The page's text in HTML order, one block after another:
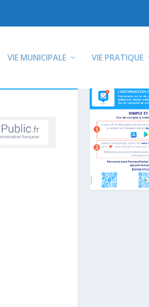
VIE MUNICIPALE VIE PRATIQUE